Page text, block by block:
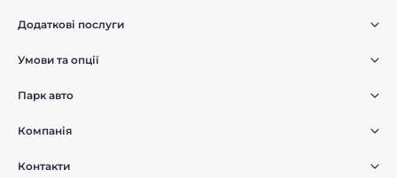
Додаткові послуги
Умови та опції
Парк авто
Компанія
Контакти